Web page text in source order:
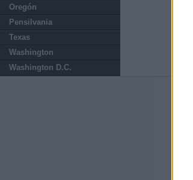
Oregón
Pensilvania
Texas
Washington
Washington D.C.